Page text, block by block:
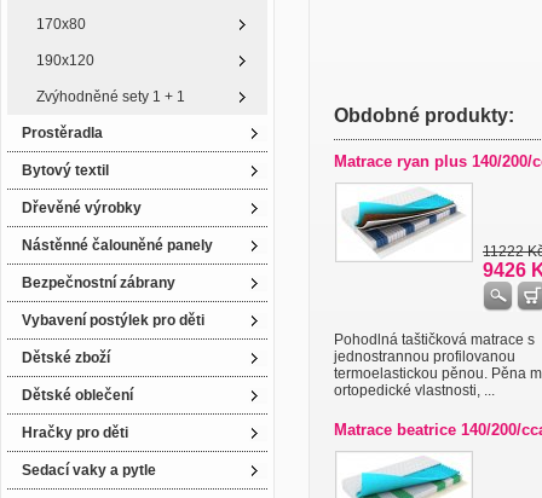
170x80
190x120
Zvýhodněné sety 1 + 1
Prostěradla
Bytový textil
Dřevěné výrobky
Nástěnné čalouněné panely
Bezpečnostní zábrany
Vybavení postýlek pro děti
Dětské zboží
Dětské oblečení
Hračky pro děti
Sedací vaky a pytle
Obdobné produkty:
Matrace ryan plus 140/200/
11222
9426
Pohodlná taštičková matrace s
jednostrannou profilovanou
termoelastickou pěnou. Pěna
ortopedické vlastnosti, ...
Matrace beatrice 140/200/